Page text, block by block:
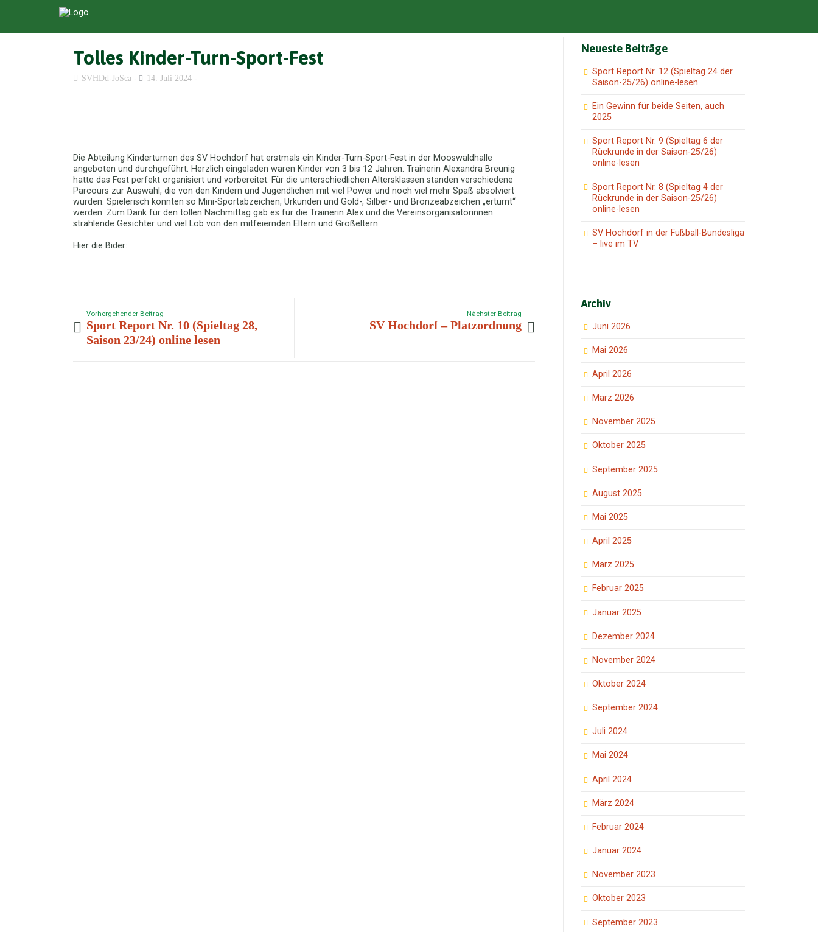
Tolles Kinder-Turn-Sport-Fest
SVHDd-JoSca 14. Juli 2024
Die Abteilung Kinderturnen des SV Hochdorf hat erstmals ein Kinder-Turn-Sport-Fest in der Mooswaldhalle
angeboten und durchgeführt. Herzlich eingeladen waren Kinder von 3 bis 12 Jahren. Trainerin Alexandra Breunig
hatte das Fest perfekt organisiert und vorbereitet. Für die unterschiedlichen Altersklassen standen verschiedene
Parcours zur Auswahl, die von den Kindern und Jugendlichen mit viel Power und noch viel mehr Spaß absolviert
wurden. Spielerisch konnten so Mini-Sportabzeichen, Urkunden und Gold-, Silber- und Bronzeabzeichen „erturnt“
werden. Zum Dank für den tollen Nachmittag gab es für die Trainerin Alex und die Vereinsorganisatorinnen
strahlende Gesichter und viel Lob von den mitfeiernden Eltern und Großeltern.
Hier die Bider:
Vorhergehender Beitrag
Sport Report Nr. 10 (Spieltag 28,
Saison 23/24) online lesen
Nächster Beitrag
SV Hochdorf – Platzordnung
Neueste Beiträge
Sport Report Nr. 12 (Spieltag 24 der
Saison-25/26) online-lesen
Ein Gewinn für beide Seiten, auch
2025
Sport Report Nr. 9 (Spieltag 6 der
Rückrunde in der Saison-25/26)
online-lesen
Sport Report Nr. 8 (Spieltag 4 der
Rückrunde in der Saison-25/26)
online-lesen
SV Hochdorf in der Fußball-Bundesliga
– live im TV
Archiv
Juni 2026
Mai 2026
April 2026
März 2026
November 2025
Oktober 2025
September 2025
August 2025
Mai 2025
April 2025
März 2025
Februar 2025
Januar 2025
Dezember 2024
November 2024
Oktober 2024
September 2024
Juli 2024
Mai 2024
April 2024
März 2024
Februar 2024
Januar 2024
November 2023
Oktober 2023
September 2023